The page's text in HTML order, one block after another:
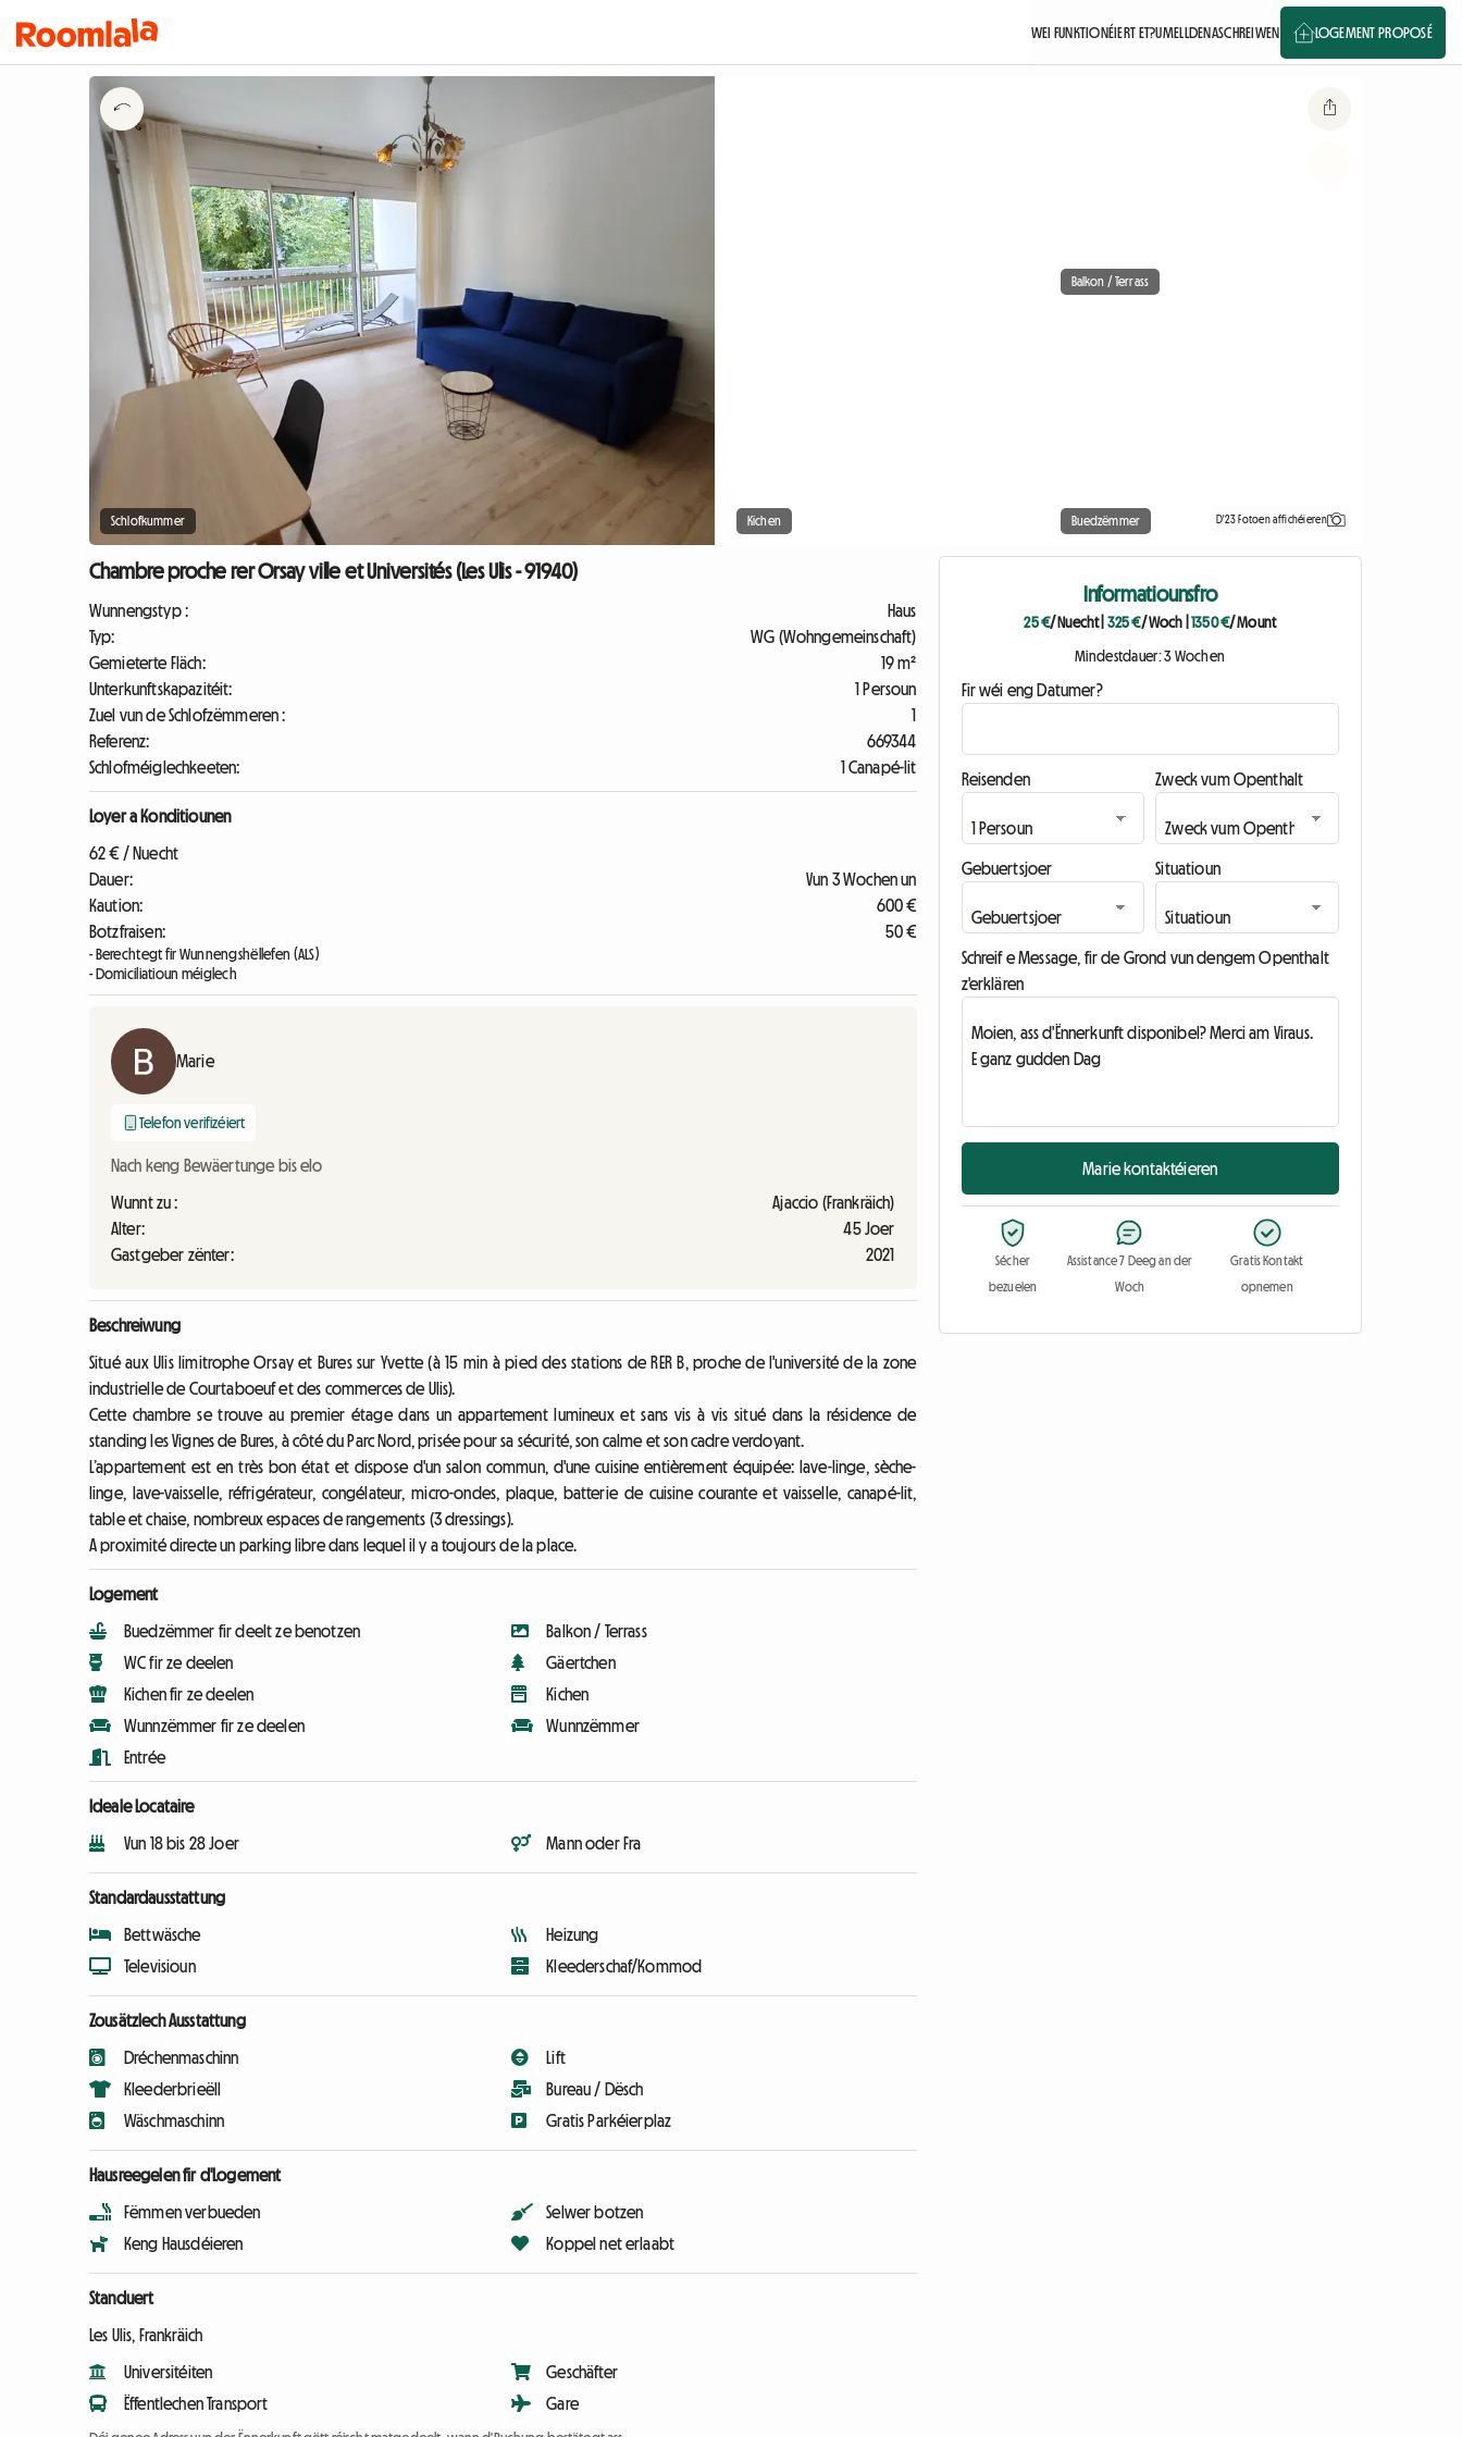
WEI FUNKTIONÉIERT ET?UMELLDENASCHREIWEN LOGEMENT PROPOSÉ
Schlofkummer
Balkon / Terrass
Kichen Buedzëmmer D'23 Fotoen affichéieren
Chambre proche rer Orsay ville et Universités (Les Ulis - 91940)
Wunnengstyp :
Haus
Typ:
WG (Wohngemeinschaft)
Gemieterte Fläch:
19 m²
Unterkunftskapazitéit:
1 Persoun
Zuel vun de Schlofzëmmeren :
1
Referenz:
669344
Schlofméiglechkeeten:
1 Canapé-lit
Loyer a Konditiounen
62 € / Nuecht
Dauer:
Vun 3 Wochen un
Kaution:
600 €
Botzfraisen:
50 €
- Berechtegt fir Wunnengshëllefen (ALS)
- Domiciliatioun méiglech
Marie
Telefon verifizéiert
Nach keng Bewäertunge bis elo
Wunnt zu :
Ajaccio (Frankräich)
Alter:
45 Joer
Gastgeber zënter:
2021
Beschreiwung
Situé aux Ulis limitrophe Orsay et Bures sur Yvette (à 15 min à pied des stations de RER B, proche de l'université de la zone
industrielle de Courtaboeuf et des commerces de Ulis).
Cette chambre se trouve au premier étage dans un appartement lumineux et sans vis à vis situé dans la résidence de
standing les Vignes de Bures, à côté du Parc Nord, prisée pour sa sécurité, son calme et son cadre verdoyant.
L’appartement est en très bon état et dispose d'un salon commun, d'une cuisine entièrement équipée: lave-linge, sèche-
linge, lave-vaisselle, réfrigérateur, congélateur, micro-ondes, plaque, batterie de cuisine courante et vaisselle, canapé-lit,
table et chaise, nombreux espaces de rangements (3 dressings).
A proximité directe un parking libre dans lequel il y a toujours de la place.
Logement
Buedzëmmer fir deelt ze benotzen
WC fir ze deelen
Kichen fir ze deelen
Wunnzëmmer fir ze deelen
Entrée
Balkon / Terrass
Gäertchen
Kichen
Wunnzëmmer
Ideale Locataire
Vun 18 bis 28 Joer Mann oder Fra
Standardausstattung
Bettwäsche
Televisioun
Heizung
Kleederschaf/Kommod
Zousätzlech Ausstattung
Dréchenmaschinn
Kleederbrieëll
Wäschmaschinn
Lift
Bureau / Dësch
Gratis Parkéierplaz
Hausreegelen fir d'Logement
Fëmmen verbueden
Keng Hausdéieren
Selwer botzen
Koppel net erlaabt
Standuert
Les Ulis, Frankräich
Universitéiten
Ëffentlechen Transport
Geschäfter
Gare
Informatiounsfro
25 €/ Nuecht| 325 €/ Woch |1350 €/ Mount
Mindestdauer: 3 Wochen
Fir wéi eng Datumer?
Reisenden Zweck vum Openthalt
Gebuertsjoer Situatioun
Schreif e Message, fir de Grond vun dengem Openthalt
z'erklären
Marie kontaktéieren
Sécher
bezuelen
Assistance 7 Deeg an der
Woch
Gratis Kontakt
opnemen